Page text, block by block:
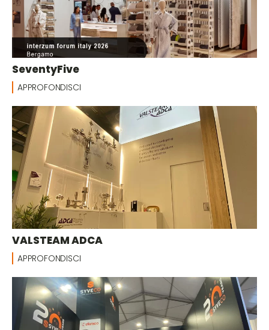
SeventyFive
APPROFONDISCI
VALSTEAM ADCA
APPROFONDISCI